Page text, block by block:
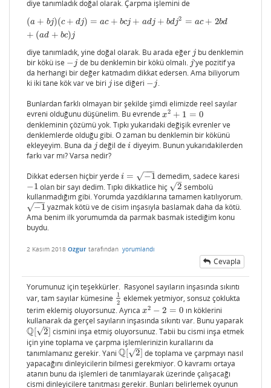
diye tanımladık doğal olarak. Çarpma işlemini de
(a + bj)(c + dj) = ac + bcj + adj + bdj2 = ac + 2bd
+ (ad + bc)j
(a+bj )(c+d j)= ac+ bc j+adj+ bdj2=ac +2bd +(a d+bc)
diye tanımladık, yine doğal olarak. Bu arada eğer j
j bu denklemin
bir kökü ise −j
−j de bu denklemin bir kökü olmalı. j
j 'ye pozitif ya
da herhangi bir değer katmadım dikkat edersen. Ama biliyorum
ki iki tane kök var ve biri j
j ise diğeri −j
−j .
Bunlardan farklı olmayan bir şekilde şimdi elimizde reel sayılar
evreni olduğunu düşünelim. Bu evrende x2 + 1 = 0
x2+1= 0
denkleminin çözümü yok. Tıpkı yukarıdaki değişik evrenler ve
denklemlerde olduğu gibi. O zaman bu denklemin bir kökünü
ekleyeyim. Buna da j
j değil dei
i diyeyim. Bunun yukarıdakilerden
farkı var mı? Varsa nedir?
Dikkat edersen hiçbir yerde i = −1
−−
−
√
i= −1
demedim, sadece karesi
−1
−1 olan bir sayı dedim. Tıpkı dikkatlice hiç 2
–
√
2
sembolü
kullanmadığım gibi. Yorumda yazdıklarına tamamen katılıyorum.
−1
−−
−
√
−1
yazmak kötü ve de cisim inşasıyla baslamak daha da kötü.
Ama benim ilk yorumumda da parmak basmak istediğim konu
buydu.
2 Kasım 2018 Ozgur tarafından yorumlandı
Cevapla
Yorumunuz için teşekkürler. Rasyonel sayıların inşasında sıkıntı
var, tam sayılar kümesine
1
2
12 eklemek yetmiyor, sonsuz çoklukta
terim eklemiş oluyorsunuz. Ayrıca x2 − 2 = 0
x2−2=0
ın köklerini
kullanarak da gerçel sayıların inşasında sıkıntı var. Bunu yaparak
Q[ 2
–
√ ]
Q[ 2]
cismini inşa etmiş oluyorsunuz. Tabii bu cismi inşa etmek
için yine toplama ve çarpma işlemlerinizin kurallarını da
tanımlamanız gerekir. Yani Q[ 2
–
√ ]
Q[ 2]
de toplama ve çarpmayı nasıl
yapacağını dinleyicilerin bilmesi gerekmiyor. O kavramı ortaya
atanın bunu da işlemleri de tanımlayarak üzerinde çalışacağı
cismi dinleyicilere tanıtması gerekir. Bunları belirlemek oyunun